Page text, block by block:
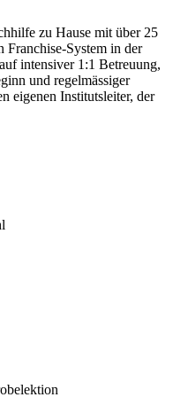
zu Hause mit über 25
Franchise-System in der
intensiver 1:1 Betreuung,
und regelmässiger
eigenen Institutsleiter, der